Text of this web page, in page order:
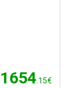
1654.15€